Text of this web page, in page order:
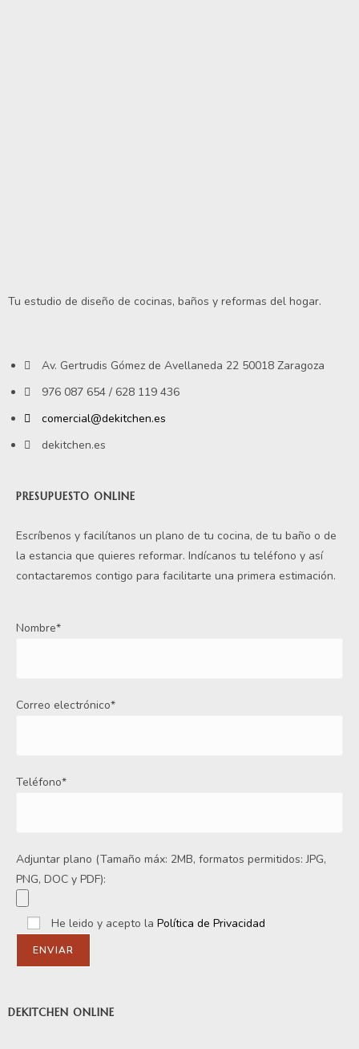
Tu estudio de diseño de cocinas, baños y reformas del hogar.
Av. Gertrudis Gómez de Avellaneda 22 50018 Zaragoza
976 087 654 / 628 119 436
comercial@dekitchen.es
dekitchen.es
PRESUPUESTO ONLINE
Escríbenos y facilítanos un plano de tu cocina, de tu baño o de
la estancia que quieres reformar. Indícanos tu teléfono y así
contactaremos contigo para facilitarte una primera estimación.
Nombre*
Correo electrónico*
Teléfono*
Adjuntar plano (Tamaño máx: 2MB, formatos permitidos: JPG,
PNG, DOC y PDF):
He leido y acepto la Política de Privacidad
DEKITCHEN ONLINE